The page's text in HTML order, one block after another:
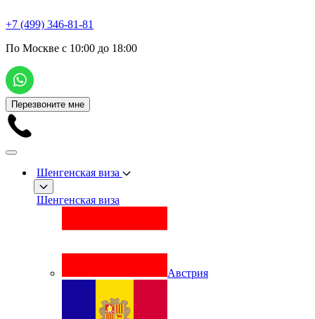
+7 (499) 346-81-81
По Москве с 10:00 до 18:00
Перезвоните мне
Шенгенская виза
Шенгенская виза
Австрия